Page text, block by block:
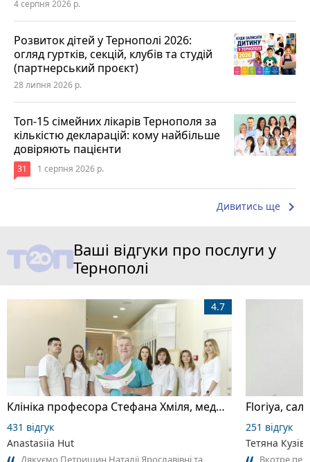
4 серпня 2026 р.
Розвиток дітей у Тернополі 2026:
огляд гуртків, секцій, клубів та студій
(партнерський проєкт)
28 липня 2026 р.
Топ-15 сімейних лікарів Тернополя за
кількістю декларацій: кому найбільше
довіряють пацієнти
31 1 серпня 2026 р.
Дивитись ще keyboard_arrow_right
Ваші відгуки про послуги у
Тернополі
Клініка професора Стефана Хміля, медичний центр
4.7
431 відгук
Anastasiia Hut
Floriya,
251 відгук
Тетяна Кузів